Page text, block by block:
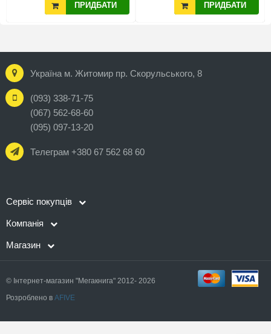
ПРИДБАТИ ПРИДБАТИ
Україна м. Житомир пр. Скорульського, 8
(093) 338-71-75
(067) 562-68-60
(095) 097-13-20
Телеграм +380 67 562 68 60
Сервіс покупців
Компанія
Магазин
© Інтернет-магазин "Мегакнига" 2012- 2026
Розроблено в AFIVE